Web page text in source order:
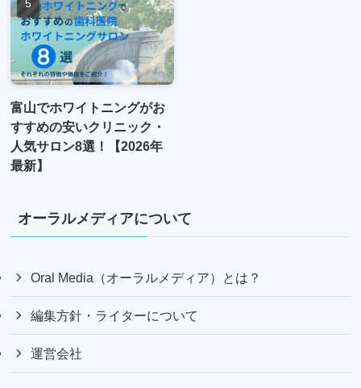
富山でホワイトニングがお
すすめの安いクリニック・
人気サロン8選！【2026年
最新】
オーラルメディアについて
Oral Media（オーラルメディア）とは？
編集方針・ライターについて
運営会社